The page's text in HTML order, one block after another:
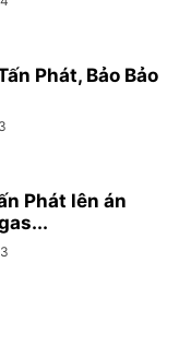
Phát, Bảo Bảo
Phát lên án